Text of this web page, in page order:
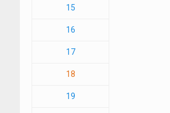
15
16
17
18
19